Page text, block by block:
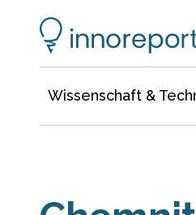
Wissenschaft &